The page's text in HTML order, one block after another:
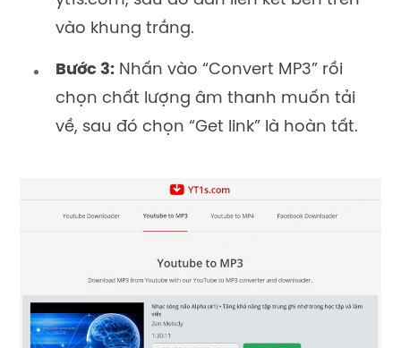
vào khung trắng.
Bước 3: Nhấn vào “Convert MP3” rồi
chọn chất lượng âm thanh muốn tải
về, sau đó chọn “Get link” là hoàn tất.